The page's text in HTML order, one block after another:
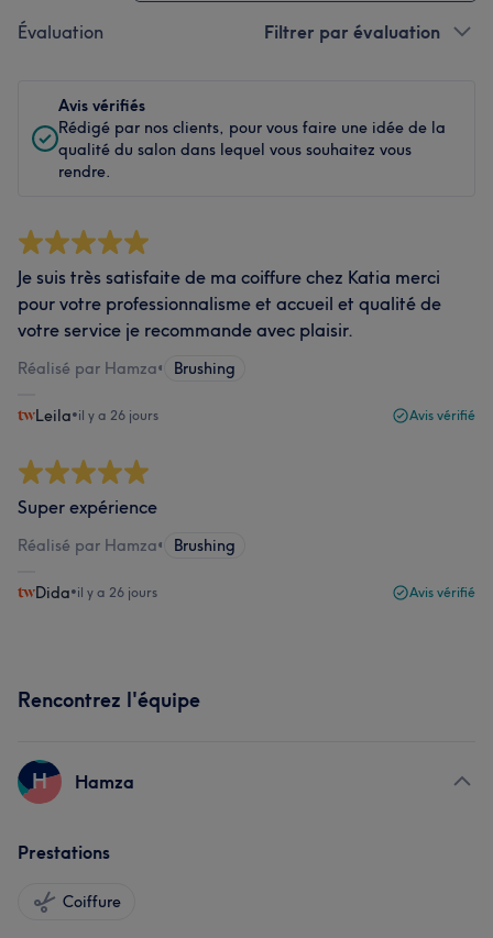
Évaluation Filtrer par évaluation
Avis vérifiés
Rédigé par nos clients, pour vous faire une idée de la
qualité du salon dans lequel vous souhaitez vous
rendre.
Je suis très satisfaite de ma coiffure chez Katia merci
pour votre professionnalisme et accueil et qualité de
votre service je recommande avec plaisir.
Réalisé par Hamza• Brushing
Leila•il y a 26 jours Avis vérifié
Super expérience
Réalisé par Hamza• Brushing
Dida•il y a 26 jours Avis vérifié
Rencontrez l'équipe
H Hamza
Prestations
Coiffure